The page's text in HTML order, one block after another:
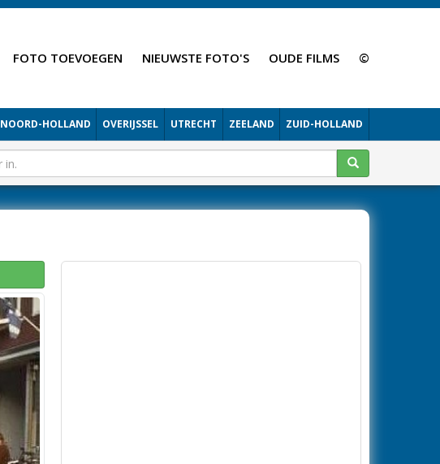
FOTO TOEVOEGEN NIEUWSTE FOTO'S OUDE FILMS ©
NOORD-HOLLAND OVERIJSSEL UTRECHT ZEELAND ZUID-HOLLAND